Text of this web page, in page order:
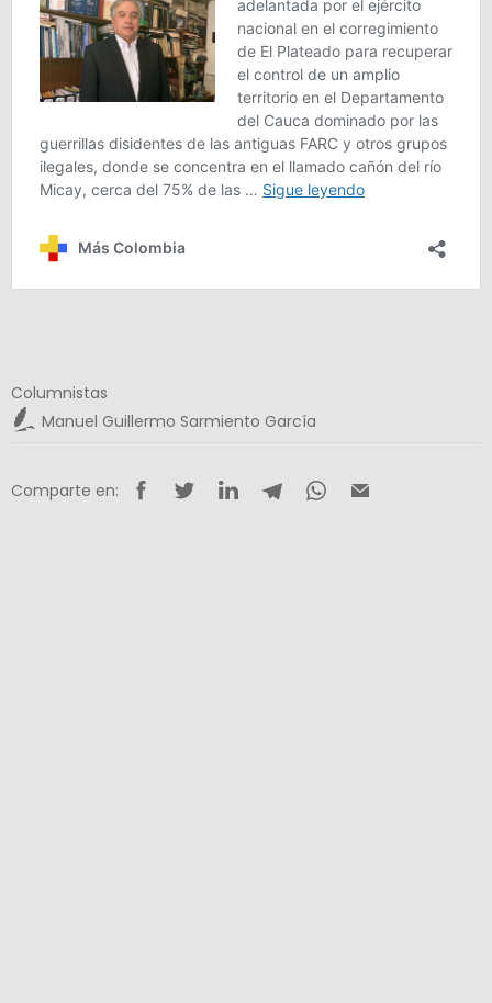
Columnistas
Manuel Guillermo Sarmiento García
Comparte en: